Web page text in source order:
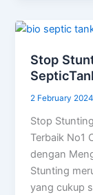
Stop
2 February 2024
Stop
Terbaik No1
dengan
Stunting
yang cukup